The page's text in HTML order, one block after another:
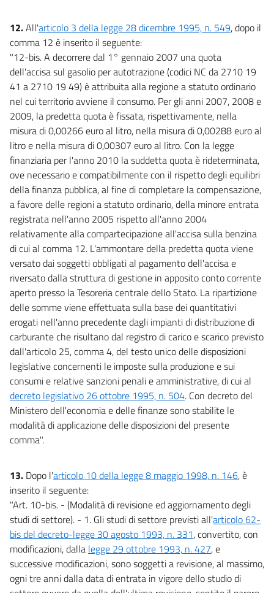
12.All'articolo 3 della legge 28 dicembre 1995, n. 549, dopo il
comma 12 è inserito il seguente:
"12-bis. A decorrere dal 1° gennaio 2007 una quota
dell'accisa sul gasolio per autotrazione (codici NC da 2710 19
41 a 2710 19 49) è attribuita alla regione a statuto ordinario
nel cui territorio avviene il consumo. Per gli anni 2007, 2008 e
2009, la predetta quota è fissata, rispettivamente, nella
misura di 0,00266 euro al litro, nella misura di 0,00288 euro al
litro e nella misura di 0,00307 euro al litro. Con la legge
finanziaria per l'anno 2010 la suddetta quota è rideterminata,
ove necessario e compatibilmente con il rispetto degli equilibri
della finanza pubblica, al fine di completare la compensazione,
a favore delle regioni a statuto ordinario, della minore entrata
registrata nell'anno 2005 rispetto all'anno 2004
relativamente alla compartecipazione all'accisa sulla benzina
di cui al comma 12. L'ammontare della predetta quota viene
versato dai soggetti obbligati al pagamento dell'accisa e
riversato dalla struttura di gestione in apposito conto corrente
aperto presso la Tesoreria centrale dello Stato. La ripartizione
delle somme viene effettuata sulla base dei quantitativi
erogati nell'anno precedente dagli impianti di distribuzione di
carburante che risultano dal registro di carico e scarico previsto
dall'articolo 25, comma 4, del testo unico delle disposizioni
legislative concernenti le imposte sulla produzione e sui
consumi e relative sanzioni penali e amministrative, di cui al
decreto legislativo 26 ottobre 1995, n. 504. Con decreto del
Ministero dell'economia e delle finanze sono stabilite le
modalità di applicazione delle disposizioni del presente
comma".
13. Dopo l'articolo 10 della legge 8 maggio 1998, n. 146, è
inserito il seguente:
"Art. 10-bis. - (Modalità di revisione ed aggiornamento degli
studi di settore). - 1. Gli studi di settore previsti all'articolo 62-
bis del decreto-legge 30 agosto 1993, n. 331, convertito, con
modificazioni, dalla legge 29 ottobre 1993, n. 427, e
successive modificazioni, sono soggetti a revisione, al massimo,
ogni tre anni dalla data di entrata in vigore dello studio di